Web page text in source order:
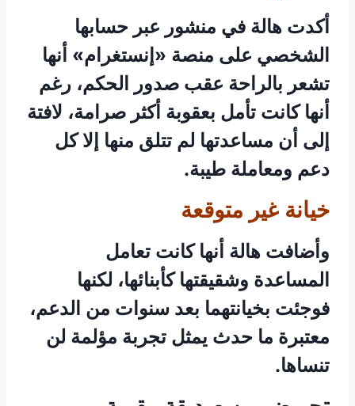
أكدت هالة في منشور عبر حسابها
الشخصي على منصة «إنستغرام» أنها
تشعر بالراحة عقب صدور الحكم، رغم
أنها كانت تأمل بعقوبة أكثر صرامة، لافتة
إلى أن مساعدتها لم تتلق منها إلا كل
دعم ومعاملة طيبة.
خيانة غير متوقعة
وأضافت هالة أنها كانت تعامل
المساعدة وشقيقتها كأبنائها، لكنها
فوجئت بخيانتهما بعد سنوات من الدعم،
معتبرة ما حدث يمثل تجربة مؤلمة لن
تنساها.